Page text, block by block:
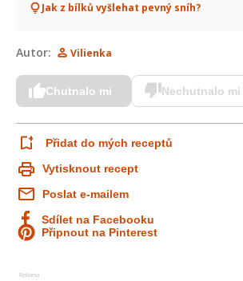
Jak z bílků vyšlehat pevný sníh?
Autor: Vilienka
Chutnalo mi Nechutnalo mi
Přidat do mých receptů
Vytisknout recept
Poslat e-mailem
Sdílet na Facebooku
Připnout na Pinterest
Reklama